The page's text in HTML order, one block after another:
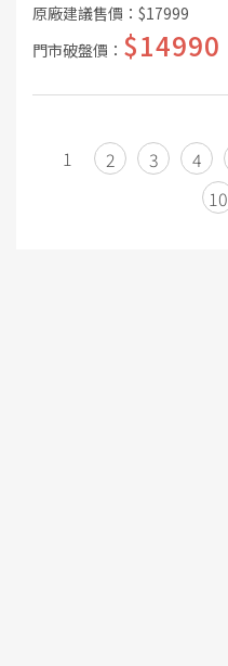
原廠建議售價： $17999
門市破盤價： $14990
1 2 3 4
10